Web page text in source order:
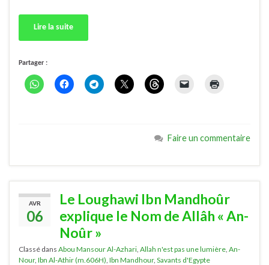
Lire la suite
Partager :
Faire un commentaire
AVR
06
Le Loughawi Ibn Mandhoûr
explique le Nom de Allâh « An-
Noûr »
Classé dans Abou Mansour Al-Azhari Allah n'est pas une lumière An-
Nour, Ibn Al-Athir (m.606H) Ibn Mandhour, Savants d'Egypte